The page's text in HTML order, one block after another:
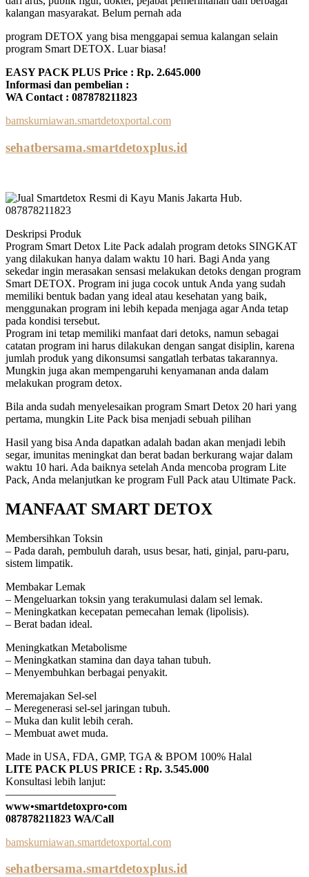
kalangan masyarakat. Belum pernah ada
program DETOX yang bisa menggapai semua kalangan selain
program Smart DETOX. Luar biasa!
EASY PACK PLUS Price : Rp. 2.645.000
Informasi dan pembelian :
WA Contact : 087878211823
bamskurniawan.smartdetoxportal.com
sehatbersama.smartdetoxplus.id
Deskripsi Produk
Program Smart Detox Lite Pack adalah program detoks SINGKAT
yang dilakukan hanya dalam waktu 10 hari. Bagi Anda yang
sekedar ingin merasakan sensasi melakukan detoks dengan program
Smart DETOX. Program ini juga cocok untuk Anda yang sudah
memiliki bentuk badan yang ideal atau kesehatan yang baik,
menggunakan program ini lebih kepada menjaga agar Anda tetap
pada kondisi tersebut.
Program ini tetap memiliki manfaat dari detoks, namun sebagai
catatan program ini harus dilakukan dengan sangat disiplin, karena
jumlah produk yang dikonsumsi sangatlah terbatas takarannya.
Mungkin juga akan mempengaruhi kenyamanan anda dalam
melakukan program detox.
Bila anda sudah menyelesaikan program Smart Detox 20 hari yang
pertama, mungkin Lite Pack bisa menjadi sebuah pilihan
Hasil yang bisa Anda dapatkan adalah badan akan menjadi lebih
segar, imunitas meningkat dan berat badan berkurang wajar dalam
waktu 10 hari. Ada baiknya setelah Anda mencoba program Lite
Pack, Anda melanjutkan ke program Full Pack atau Ultimate Pack.
MANFAAT SMART DETOX
Membersihkan Toksin
– Pada darah, pembuluh darah, usus besar, hati, ginjal, paru-paru,
sistem limpatik.
Membakar Lemak
– Mengeluarkan toksin yang terakumulasi dalam sel lemak.
– Meningkatkan kecepatan pemecahan lemak (lipolisis).
– Berat badan ideal.
Meningkatkan Metabolisme
– Meningkatkan stamina dan daya tahan tubuh.
– Menyembuhkan berbagai penyakit.
Meremajakan Sel-sel
– Meregenerasi sel-sel jaringan tubuh.
– Muka dan kulit lebih cerah.
– Membuat awet muda.
Made in USA, FDA, GMP, TGA & BPOM 100% Halal
LITE PACK PLUS PRICE : Rp. 3.545.000
Konsultasi lebih lanjut:
——————————
www•smartdetoxpro•com
087878211823 WA/Call
bamskurniawan.smartdetoxportal.com
sehatbersama.smartdetoxplus.id